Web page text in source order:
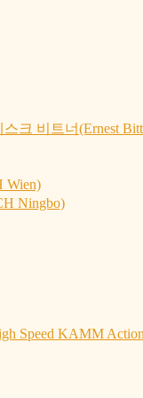
크 비트너(Ernest
Wien)
Ningbo)
Speed KAMM